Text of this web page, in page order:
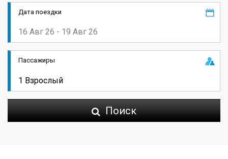
Дата поездки
Пассажиры
Поиск